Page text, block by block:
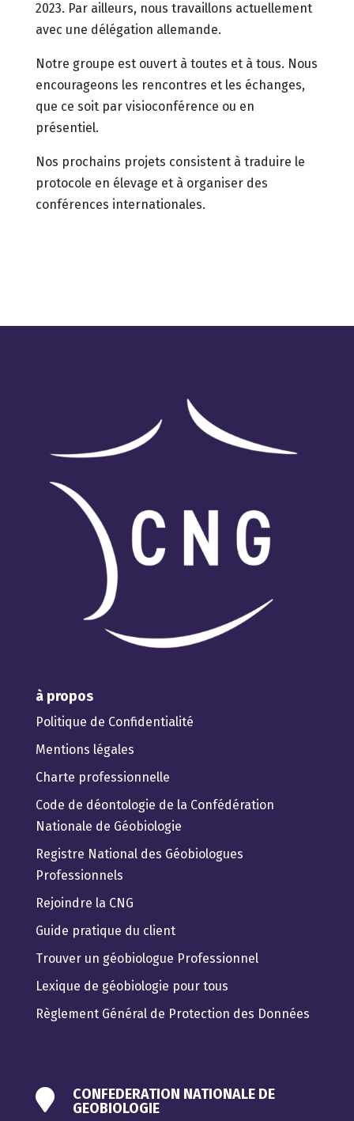
2023. Par ailleurs, nous travaillons actuellement
avec une délégation allemande.
Notre groupe est ouvert à toutes et à tous. Nous
encourageons les rencontres et les échanges,
que ce soit par visioconférence ou en
présentiel.
Nos prochains projets consistent à traduire le
protocole en élevage et à organiser des
conférences internationales.
à propos
Politique de Confidentialité
Mentions légales
Charte professionnelle
Code de déontologie de la Confédération
Nationale de Géobiologie
Registre National des Géobiologues
Professionnels
Rejoindre la CNG
Guide pratique du client
Trouver un géobiologue Professionnel
Lexique de géobiologie pour tous
Règlement Général de Protection des Données

CONFEDERATION NATIONALE DE
GEOBIOLOGIE